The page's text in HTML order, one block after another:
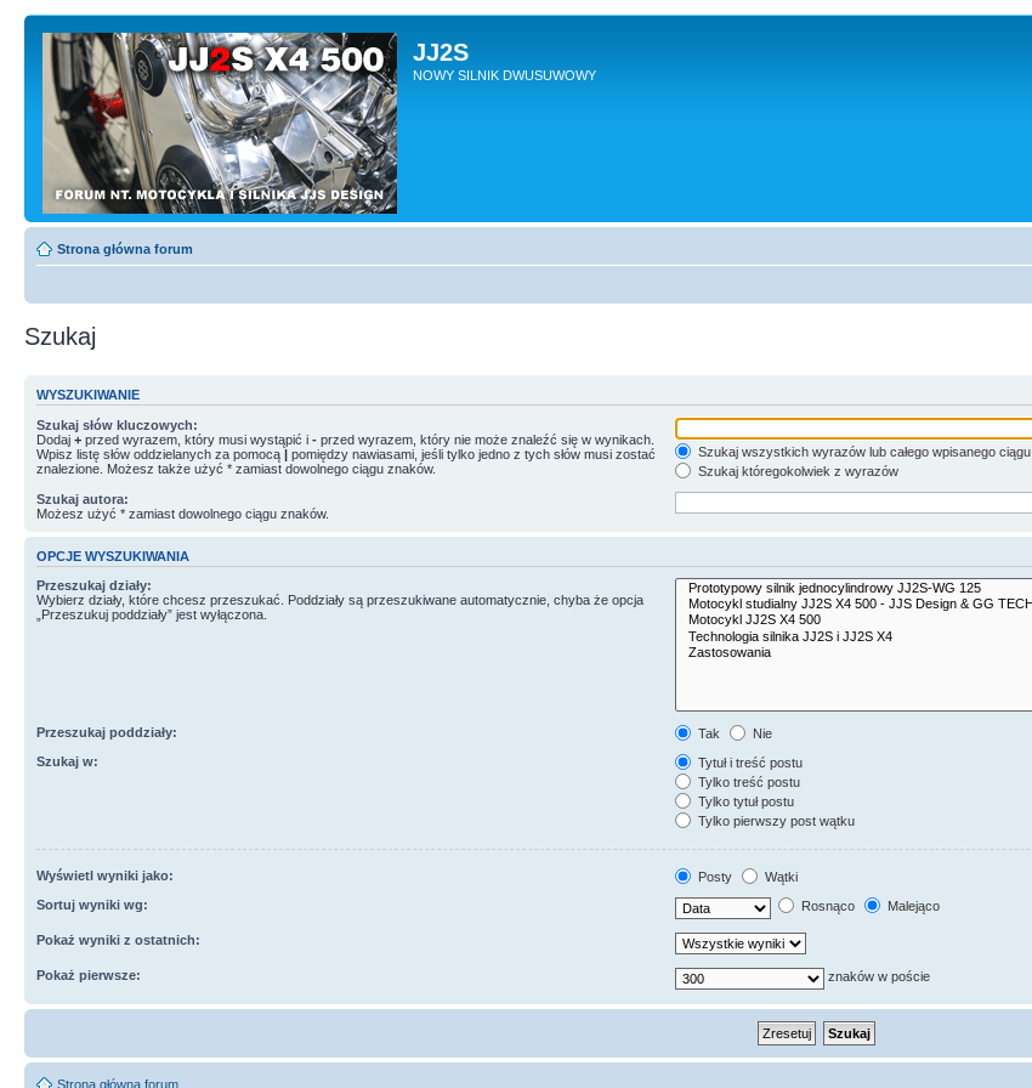
JJ2S
NOWY SILNIK DWUSUWOWY
Strona główna forum
Szukaj
WYSZUKIWANIE
Szukaj słów kluczowych:
Dodaj + przed wyrazem, który musi wystąpić i - przed wyrazem, który nie może znaleźć się w wynikach.
Wpisz listę słów oddzielanych za pomocą | pomiędzy nawiasami, jeśli tylko jedno z tych słów musi zostać
znalezione. Możesz także użyć * zamiast dowolnego ciągu znaków.
Szukaj wszystkich wyrazów lub całego wpisanego ciągu
Szukaj któregokolwiek z wyrazów
Szukaj autora:
Możesz użyć * zamiast dowolnego ciągu znaków.
OPCJE WYSZUKIWANIA
Przeszukaj działy:
Wybierz działy, które chcesz przeszukać. Poddziały są przeszukiwane automatycznie, chyba że opcja
„Przeszukuj poddziały” jest wyłączona.
Przeszukaj poddziały: Tak
Nie
Szukaj w:
Tytuł i treść postu
Tylko treść postu
Tylko tytuł postu
Tylko pierwszy post wątku
Wyświetl wyniki jako: Posty
Wątki
Sortuj wyniki wg:
Rosnąco Malejąco
Pokaż wyniki z ostatnich:
Pokaż pierwsze: znaków w poście
Strona główna forum